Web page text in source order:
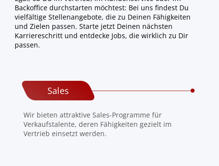
Backoffice durchstarten möchtest: Bei uns findest Du
vielfältige Stellenangebote, die zu Deinen Fähigkeiten
und Zielen passen. Starte jetzt Deinen nächsten
Karriereschritt und entdecke Jobs, die wirklich zu Dir
passen.
Sales
Wir bieten attraktive Sales-Programme für
Verkaufstalente, deren Fähigkeiten gezielt im
Vertrieb einsetzt werden.